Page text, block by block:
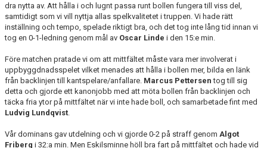
dra nytta av. Att hålla i och lugnt passa runt bollen fungera till viss del,
samtidigt som vi vill nyttja allas spelkvalitetet i truppen. Vi hade rätt
inställning och tempo, spelade riktigt bra, och det tog inte lång tid innan vi
tog en 0-1-ledning genom mål av Oscar Linde i den 15:e min.
Före matchen pratade vi om att mittfältet måste vara mer involverat i
uppbyggdnadsspelet vilket menades att hålla i bollen mer, bilda en länk
från backlinjen till kantspelare/anfallare. Marcus Pettersen tog till sig
detta och gjorde ett kanonjobb med att möta bollen från backlinjen och
täcka fria ytor på mittfältet när vi inte hade boll, och samarbetade fint med
Ludvig Lundqvist
Vår dominans gav utdelning och vi gjorde 0-2 på straff genom Algot
Friberg i 32:a min. Men Eskilsminne höll bra fart på mittfältet och hade vid